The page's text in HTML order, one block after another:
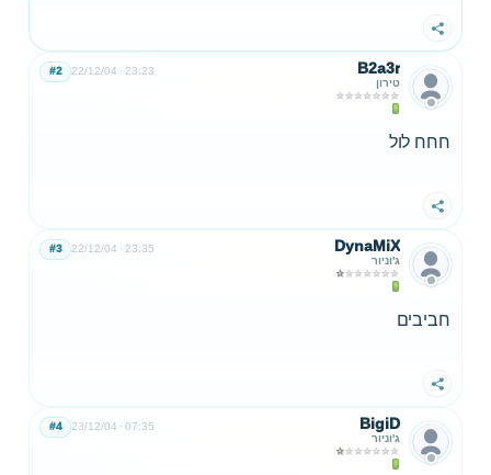
שתף
B2a3r
טירון
22/12/04 23:23
#2
חחח לול
שתף
DynaMiX
ג'וניור
22/12/04 23:35
#3
חביבים
שתף
BigiD
ג'וניור
23/12/04 07:35
#4